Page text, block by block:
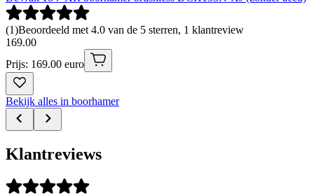
(1)Beoordeeld met 4.0 van de 5 sterren, 1 klantreview
169.00
Prijs: 169.00 euro
Bekijk alles in boorhamer
Klantreviews